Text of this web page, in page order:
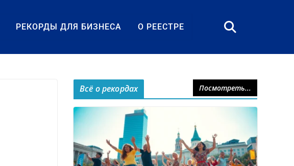
РЕКОРДЫ ДЛЯ БИЗНЕСА О РЕЕСТРЕ
Всё о рекордах Посмотреть...